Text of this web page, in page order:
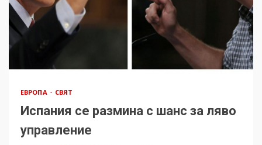
ЕВРОПА СВЯТ
Испания се размина с шанс за ляво
управление